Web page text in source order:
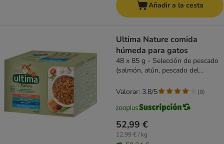
Añadir a la cesta
Ultima Nature comida
húmeda para gatos
48 x 85 g - Selección de pescado
(salmón, atún, pescado del
52,99 €
12,99 € / kg
Valorar: 3.8/5 (8)